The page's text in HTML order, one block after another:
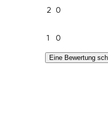
2 0
1 0
Eine Bewertung